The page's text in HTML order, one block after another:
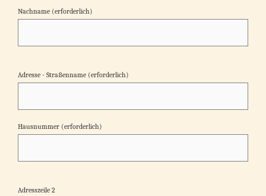
Nachname (erforderlich)
Adresse - Straßenname (erforderlich)
Hausnummer (erforderlich)
Adresszeile 2